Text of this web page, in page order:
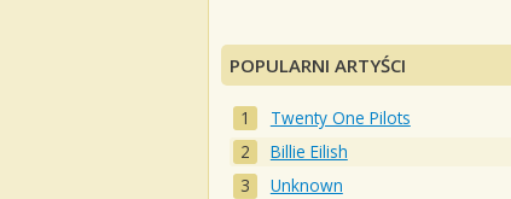
POPULARNI ARTYŚCI
Twenty One Pilots
Billie Eilish
Unknown